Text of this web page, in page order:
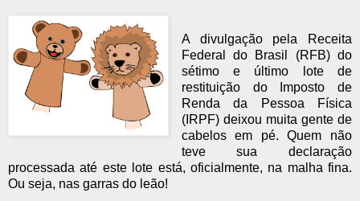
A divulgação pela Receita
Federal do Brasil (RFB) do
sétimo e último lote de
restituição do Imposto de
Renda da Pessoa Física
(IRPF) deixou muita gente de
cabelos em pé. Quem não
teve sua declaração
processada até este lote está, oficialmente, na malha fina.
Ou seja, nas garras do leão!